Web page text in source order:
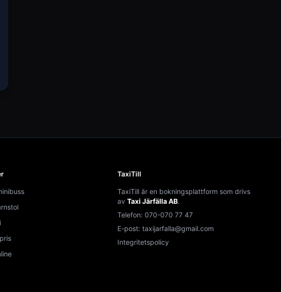
TaxiTill
TaxiTill är en bokningsplattform som drivs
av Taxi Järfälla AB.
Telefon: 070-070 77 47
E-post: taxijarfalla@gmail.com
Integritetspolicy